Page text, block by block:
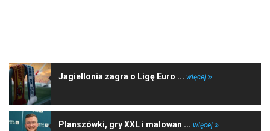
Jagiellonia zagra o Ligę Euro ... więcej
Planszówki, gry XXL i malowan ... więcej